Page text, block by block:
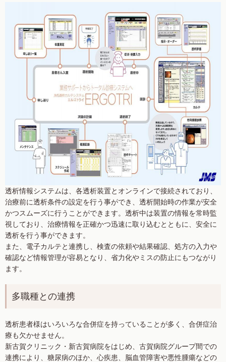
透析情報システムは、各透析装置とオンラインで接続されており、
治療前に透析条件の設定を行う事ができ、透析開始時の作業が安全
かつスムーズに行うことができます。透析中は装置の情報を常時監
視しており、治療情報を正確かつ迅速に取り込むとともに、安全に
透析を行う事ができます。
また、電子カルテと連携し、検査の依頼や結果確認、処方の入力や
確認など情報管理が容易となり、省力化やミスの防止にもつながり
ます。
多職種との連携
透析患者様はいろいろな合併症を持っていることが多く、合併症治
療も欠かせません。
新古賀クリニック・新古賀病院をはじめ、古賀病院グループ間での
連携により、糖尿病のほか、心疾患、脳血管障害や悪性腫瘍などの